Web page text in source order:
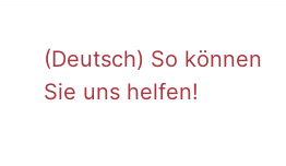
(Deutsch) So können
Sie uns helfen!